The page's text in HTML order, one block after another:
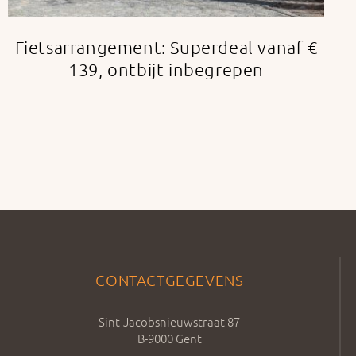
Fietsarrangement: Superdeal vanaf €
139, ontbijt inbegrepen
CONTACTGEGEVENS
Sint-Jacobsnieuwstraat 87
B-9000 Gent